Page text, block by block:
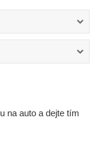
na auto a dejte tím